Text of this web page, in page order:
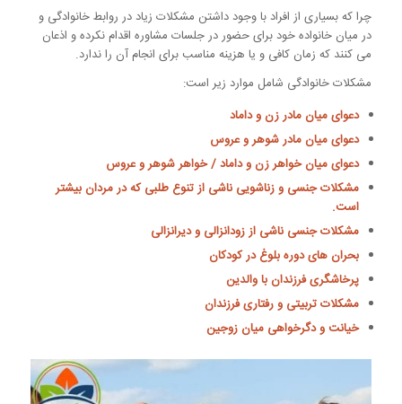
چرا که بسیاری از افراد با وجود داشتن مشکلات زیاد در روابط خانوادگی و
در میان خانواده خود برای حضور در جلسات مشاوره اقدام نکرده و اذعان
می کنند که زمان کافی و یا هزینه مناسب برای انجام آن را ندارد.
مشکلات خانوادگی شامل موارد زیر است:
دعوای میان مادر زن و داماد
دعوای میان مادر شوهر و عروس
دعوای میان خواهر زن و داماد / خواهر شوهر و عروس
مشکلات جنسی و زناشویی ناشی از تنوع طلبی که در مردان بیشتر
است.
مشکلات جنسی ناشی از زودانزالی و دیرانزالی
بحران های دوره بلوغ در کودکان
پرخاشگری فرزندان با والدین
مشکلات تربیتی و رفتاری فرزندان
خیانت و دگرخواهی میان زوجین